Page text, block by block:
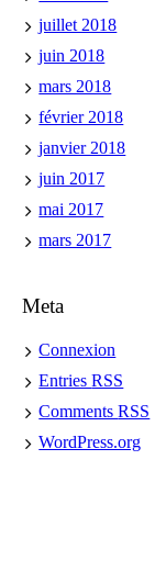
juillet 2018
juin 2018
mars 2018
février 2018
janvier 2018
juin 2017
mai 2017
mars 2017
Meta
Connexion
EntriesRSS
CommentsRSS
WordPress.org